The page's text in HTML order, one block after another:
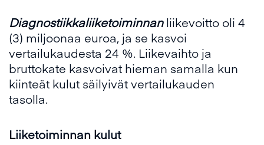
Diagnostiikkaliiketoiminnanliikevoitto oli 4
(3) miljoonaa euroa, ja se kasvoi
vertailukaudesta 24 %. Liikevaihto ja
bruttokate kasvoivat hieman samalla kun
kiinteät kulut säilyivät vertailukauden
tasolla.
Liiketoiminnan kulut